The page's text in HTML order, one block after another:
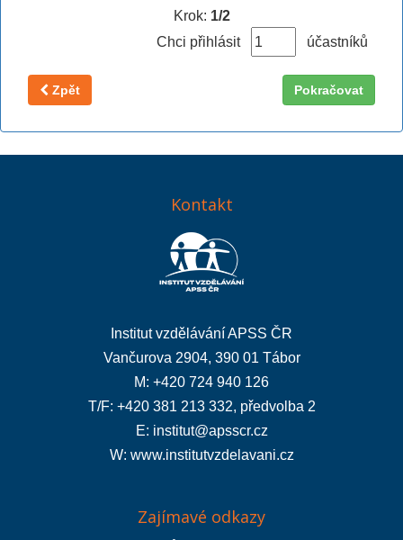
Krok: 1/2
Chci přihlásit
účastníků
Zpět
Kontakt
Institut vzdělávání APSS ČR
Vančurova 2904, 390 01 Tábor
M: +420 724 940 126
T/F: +420 381 213 332, předvolba 2
E: institut@apsscr.cz
W: www.institutvzdelavani.cz
Zajímavé odkazy